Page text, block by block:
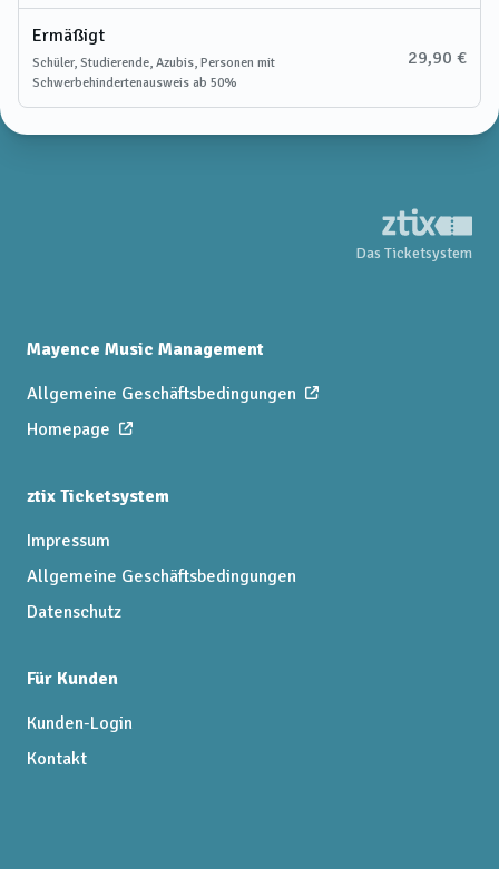
Ermäßigt
Schüler, Studierende, Azubis, Personen mit
Schwerbehindertenausweis ab 50%
29,90 €
Das Ticketsystem
Mayence Music Management
Allgemeine Geschäftsbedingungen
Homepage
ztix Ticketsystem
Impressum
Allgemeine Geschäftsbedingungen
Datenschutz
Für Kunden
Kunden-Login
Kontakt